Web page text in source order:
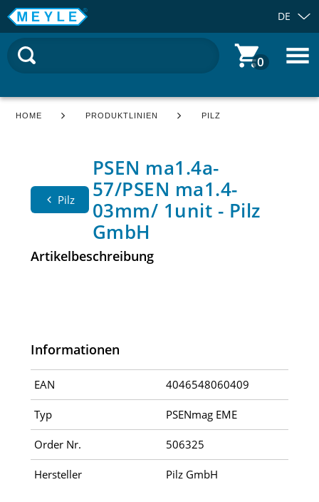
DE
0
HOME PRODUKTLINIEN PILZ
Pilz
PSEN ma1.4a-
57/PSEN ma1.4-
03mm/ 1unit - Pilz
GmbH
Artikelbeschreibung
Informationen
EAN 4046548060409
Typ PSENmag EME
Order Nr. 506325
Hersteller Pilz GmbH